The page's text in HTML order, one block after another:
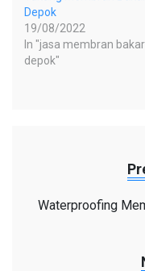
Depok
19/08/2022
In "jasa membran bakar
depok"
Waterproofing